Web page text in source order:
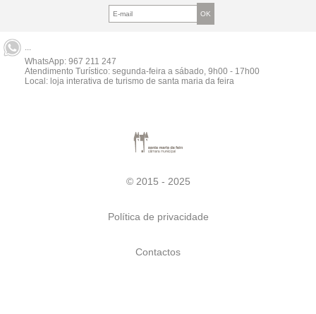
WhatsApp: 967 211 247
Atendimento Turístico: segunda-feira a sábado, 9h00 - 17h00
Local: loja interativa de turismo de santa maria da feira
© 2015 - 2025
Política de privacidade
Contactos